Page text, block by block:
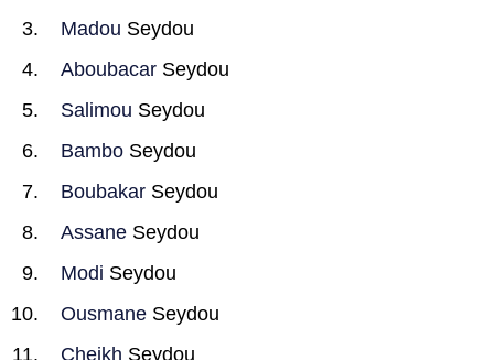
Madou Seydou
Aboubacar Seydou
Salimou Seydou
Bambo Seydou
Boubakar Seydou
Assane Seydou
Modi Seydou
Ousmane Seydou
Cheikh Seydou